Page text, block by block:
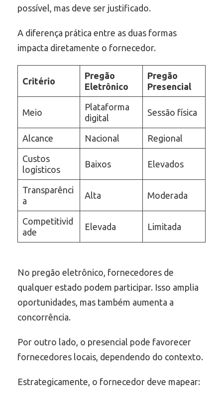
possível, mas deve ser justificado.
A diferença prática entre as duas formas
impacta diretamente o fornecedor.
Critério
Pregão
Eletrônico
Pregão
Presencial
Meio
Plataforma
digital
Sessão física
Alcance Nacional Regional
Custos
logísticos
Baixos Elevados
Transparênci
a
Alta Moderada
Competitivid
ade
Elevada Limitada
No pregão eletrônico, fornecedores de
qualquer estado podem participar. Isso amplia
oportunidades, mas também aumenta a
concorrência.
Por outro lado, o presencial pode favorecer
fornecedores locais, dependendo do contexto.
Estrategicamente, o fornecedor deve mapear: